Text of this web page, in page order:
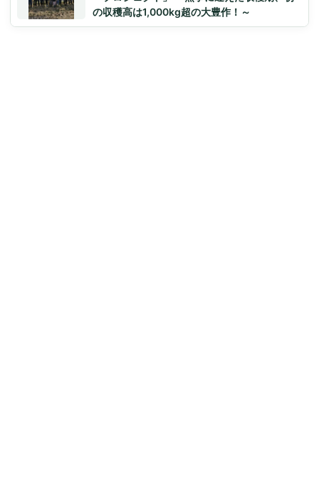
の収穫高は1,000kg超の大豊作！～